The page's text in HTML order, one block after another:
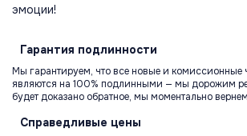
эмоции!
Гарантия подлинности
Мы гарантируем, что все новые и комиссионные
являются на 100% подлинными — мы дорожим
будет доказано обратное, мы моментально
Справедливые цены